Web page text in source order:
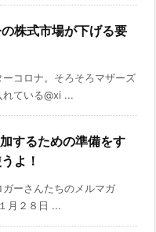
株式市場が下げる要
コロナ。そろそろマザーズ
ている@xi ...
するための準備をす
よ！
ーさんたちのメルマガ
月２８日 ...